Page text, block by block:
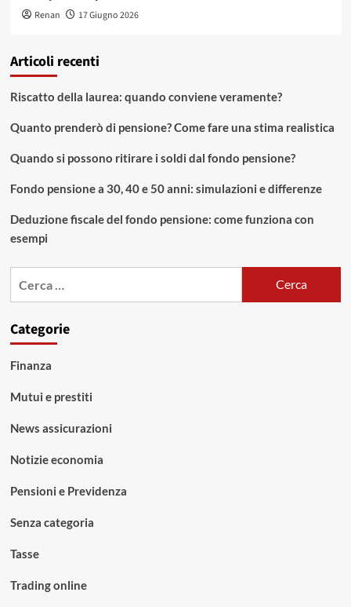
Renan 17 Giugno 2026
Articoli recenti
Riscatto della laurea: quando conviene veramente?
Quanto prenderò di pensione? Come fare una stima realistica
Quando si possono ritirare i soldi dal fondo pensione?
Fondo pensione a 30, 40 e 50 anni: simulazioni e differenze
Deduzione fiscale del fondo pensione: come funziona con
esempi
Categorie
Finanza
Mutui e prestiti
News assicurazioni
Notizie economia
Pensioni e Previdenza
Senza categoria
Tasse
Trading online